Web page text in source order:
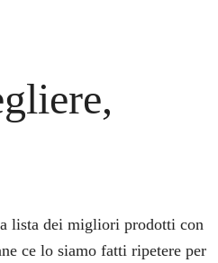
lista dei migliori prodotti con
ce lo siamo fatti ripetere per